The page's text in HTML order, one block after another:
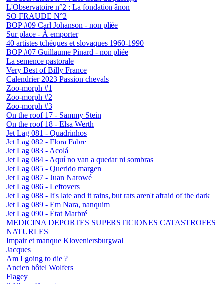
L'Observatoire n°2 : La fondation ânon
SO FRAUDE N°2
BOP #09 Carl Johanson - non pliée
Sur place - À emporter
40 artistes tchèques et slovaques 1960-1990
BOP #07 Guillaume Pinard - non pliée
La semence pastorale
Very Best of Billy France
Calendrier 2023 Passion chevals
Zoo-morph #1
Zoo-morph #2
Zoo-morph #3
On the roof 17 - Sammy Stein
On the roof 18 - Elsa Werth
Jet Lag 081 - Quadrinhos
Jet Lag 082 - Flora Fabre
Jet Lag 083 - Acolá
Jet Lag 084 - Aquí no van a quedar ni sombras
Jet Lag 085 - Querido margen
Jet Lag 087 - Juan Narowé
Jet Lag 086 - Leftovers
Jet Lag 088 - It's late and it rains, but rats aren't afraid of the dark
Jet Lag 089 - Em Nara, nanquim
Jet Lag 090 - État Marbré
MEDICINA DEPORTES SUPERSTICIONES CATASTROFES
NATURLES
Impair et manque Kloveniersburgwal
Jacques
Am I going to die ?
Ancien hôtel Wolfers
Flagey